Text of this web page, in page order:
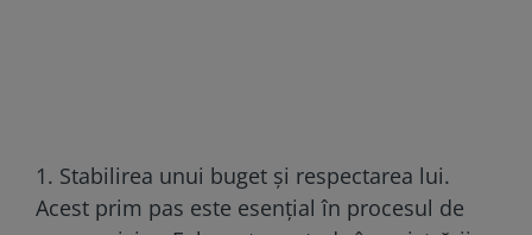
1. Stabilirea unui buget și respectarea lui.
Acest prim pas este esențial în procesul de